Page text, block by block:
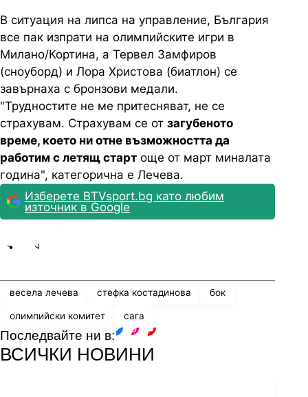
В ситуация на липса на управление, България
все пак изпрати на олимпийските игри в
Милано/Кортина, а Тервел Замфиров
(сноуборд) и Лора Христова (биатлон) се
завърнаха с бронзови медали.
"Трудностите не ме притесняват, не се
страхувам. Страхувам се от загубеното
време, което ни отне възможността да
работим с летящ старт още от март миналата
година", категорична е Лечева.
Изберете BTVsport.bg като любим
източник в Google
весела лечева стефка костадинова бок
олимпийски комитет сага
Последвайте ни в:
ВСИЧКИ НОВИНИ